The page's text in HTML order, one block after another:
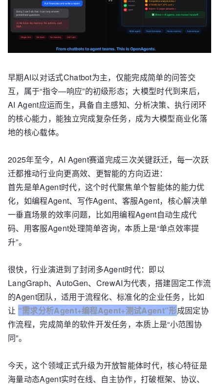
早期AI以对话式Chatbot为主，仅能完成简单的问答交
互，属于“指令—响应”的初级形态；大模型时代到来后，
AI Agent应运而生，具备自主感知、分析决策、执行闭环
的核心能力，能独立完成复杂任务，成为大模型商业化落
地的核心载体。
2025年至今，AI Agent赛道完成三次关键跃迁，每一次跃
迁都推动行业向更高效、更智能的方向迈进：
首先是单Agent时代，这个时代聚焦单个智能体的能力优
化，如编程Agent、写作Agent、客服Agent，核心解决单
一垂直场景的效率问题，比如用编程Agent自动生成代
码、用客服Agent处理简单咨询，本质上是“单点效率提
升”。
很快，行业演进到了封闭多Agent时代：即以
LangGraph、AutoGen、CrewAI为代表，搭建固定工作流
的Agent团队，适用于流程化、标准化的企业任务，比如
让 “需求分析Agent+编程Agent+测试Agent”形成固定协
作流程，完成简单的软件开发任务，本质上是“小范围协
同”。
今天，这个领域正式升级为开放智能体时代，核心特征是
海量动态Agent实时在线、自主协作，打破框架、协议、